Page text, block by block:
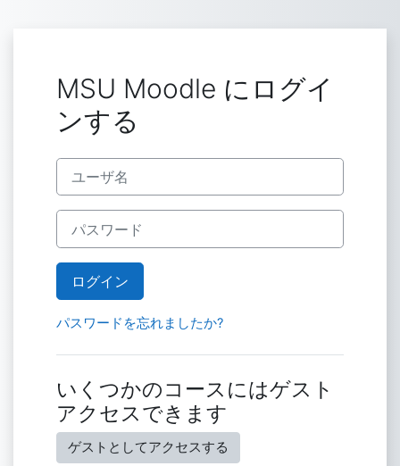
MSU Moodle にログイ
ンする
ユーザ名
パスワード
ログイン
パスワードを忘れましたか?
いくつかのコースにはゲスト
アクセスできます
ゲストとしてアクセスする